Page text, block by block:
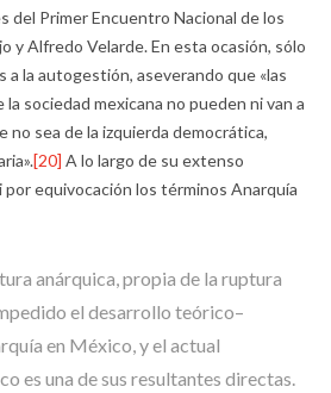
del Primer Encuentro Nacional de los
y Alfredo Velarde. En esta ocasión, sólo
la autogestión, aseverando que «las
sociedad mexicana no pueden ni van a
no sea de la izquierda democrática,
[20] A lo largo de su extenso
equivocación los términos Anarquía
anárquica, propia de la ruptura
el desarrollo teórico–
en México, y el actual
es una de sus resultantes directas.